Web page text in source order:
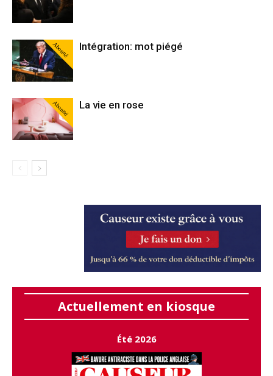
Abonné Intégration: mot piégé
Abonné La vie en rose
Actuellement en kiosque
Été 2026